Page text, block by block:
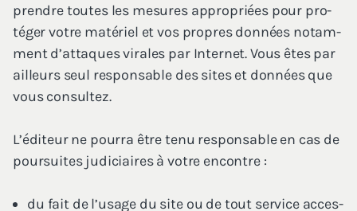
prendre toutes les mesures appro­priées pour pro­
té­ger votre maté­riel et vos propres don­nées notam­
ment d’at­taques virales par Inter­net. Vous êtes par
ailleurs seul res­pon­sable des sites et don­nées que
vous consultez.
L’é­di­teur ne pour­ra être tenu res­pon­sable en cas de
pour­suites judi­ciaires à votre encontre :
du fait de l’u­sage du site ou de tout ser­vice acces­